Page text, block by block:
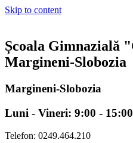
Skip to content
Școala Gimnazială
Margineni-Slobozia
Margineni-Slobozia
Luni - Vineri: 9:00 - 15:00
Telefon: 0249.464.210